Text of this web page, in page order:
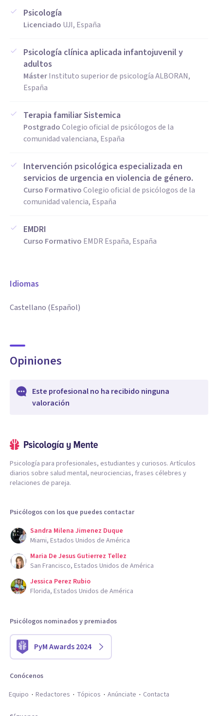
Psicología
Licenciado UJI, España
Psicología clínica aplicada infantojuvenil y
adultos
MásterInstituto superior de psicología ALBORAN,
España
Terapia familiar Sistemica
PostgradoColegio oficial de psicólogos de la
comunidad valenciana, España
Intervención psicológica especializada en
servicios de urgencia en violencia de género.
Curso FormativoColegio oficial de psicólogos de la
comunidad valencia, España
EMDRI
Curso Formativo EMDR España, España
Idiomas
Castellano (Español)
Opiniones
Este profesional no ha recibido ninguna
valoración
Psicología para profesionales, estudiantes y curiosos. Artículos
diarios sobre salud mental, neurociencias, frases célebres y
relaciones de pareja.
Psicólogos con los que puedes contactar
Sandra Milena Jimenez Duque
Miami, Estados Unidos de América
Maria De Jesus Gutierrez Tellez
San Francisco, Estados Unidos de América
Jessica Perez Rubio
Florida, Estados Unidos de América
Psicólogos nominados y premiados
PyM Awards 2024
Conócenos
Equipo
Redactores Tópicos Anúnciate Contacta